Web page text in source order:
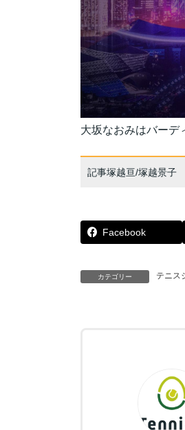
大坂なおみはバーデ
記事塚越亘/塚越景子
Facebook
カテゴリー テニス